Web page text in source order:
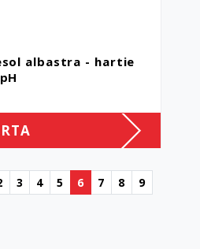
albastra - hartie
3 4 5 6 7 8
9